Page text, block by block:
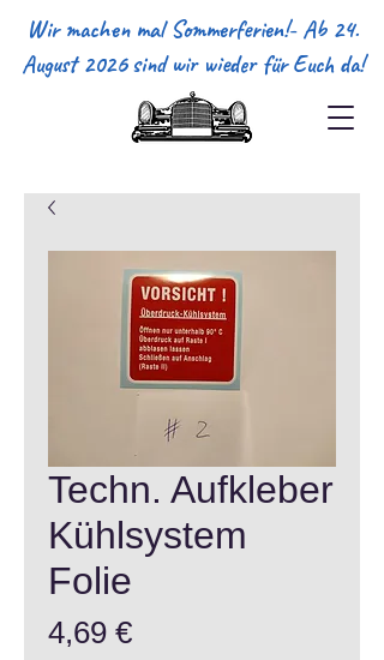
Wir machen mal Sommerferien!- Ab 24.
August 2026 sind wir wieder für Euch da!
Techn. Aufkleber
Kühlsystem
Folie
4,69 €Preis